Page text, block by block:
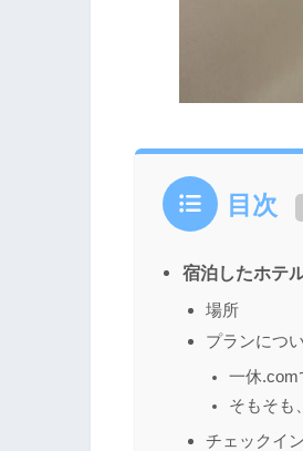
目次
宿泊したホテ
場所
プランにつ
一休.com
そもそも
チェックイ